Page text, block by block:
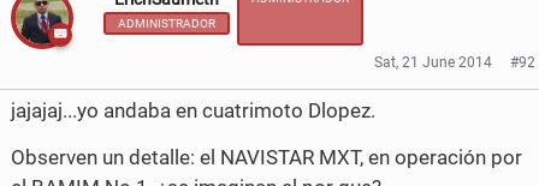
c
b
o
i
t
e
a
r
e
a
r
e
ADMINISTRADOR
Sat, 21 June 2014 #92
jajajaj...yo andaba en cuatrimoto Dlopez.
Observen un detalle: el NAVISTAR MXT, en operación por